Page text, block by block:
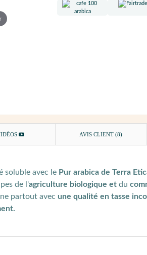
AVIS CLIENT(8)
soluble avec le Pur arabica de Terra
de l'agriculture biologique et du
partout avec une qualité en tasse